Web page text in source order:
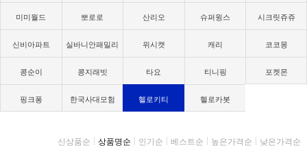
미미월드 뽀로로 산리오 슈퍼윙스 시크릿쥬쥬
신비아파트 실바니안패밀리 위시캣 캐리 코코몽
콩순이 콩지래빗 타요 티니핑 포켓몬
핑크퐁 한국사대모험 헬로키티 헬로카봇
신상품순 상품명순 인기순 베스트순 높은가격순 낮은가격순